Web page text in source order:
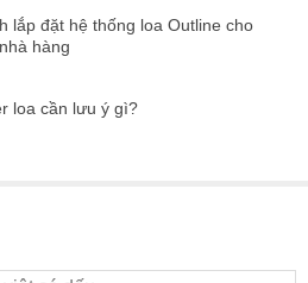
lắp đặt hệ thống loa Outline cho
hàng
loa cần lưu ý gì?